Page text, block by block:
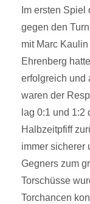
Im ersten
gegen den
mit Marc
Ehrenberg
erfolgreich und
waren der
lag 0:1 und 1:2
Halbzeitpfiff
immer sicherer
Gegners zum
Torschüsse
Torchancen